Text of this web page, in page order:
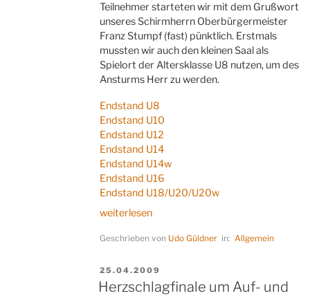
Teilnehmer starteten wir mit dem Grußwort
unseres Schirmherrn Oberbürgermeister
Franz Stumpf (fast) pünktlich. Erstmals
mussten wir auch den kleinen Saal als
Spielort der Altersklasse U8 nutzen, um des
Ansturms Herr zu werden.
Endstand U8
Endstand U10
Endstand U12
Endstand U14
Endstand U14w
Endstand U16
Endstand U18/U20/U20w
„315
beim
Open“
weiterlesen
Geschrieben von Udo Güldner in: Allgemein
VERÖFFENTLICHT
AM
25.04.2009
Herzschlagfinale um Auf- und